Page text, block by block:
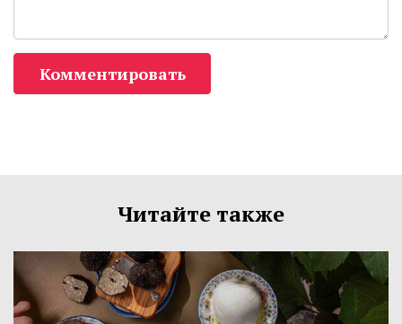
Комментировать
Читайте также